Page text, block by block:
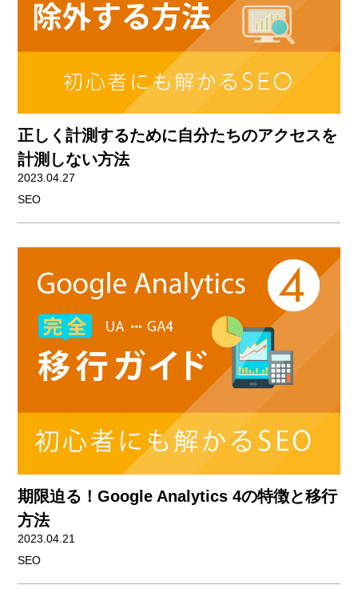
正しく計測するために自分たちのアクセスを
計測しない方法
2023.04.27
SEO
期限迫る！Google Analytics 4の特徴と移行
方法
2023.04.21
SEO